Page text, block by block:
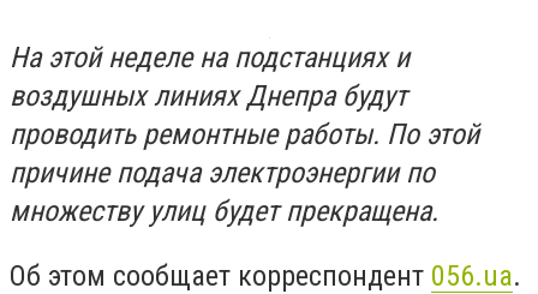
На этой неделе на подстанциях и
воздушных линиях Днепра будут
проводить ремонтные работы. По этой
причине подача электроэнергии по
множеству улиц будет прекращена.
Об этом сообщает корреспондент 056.ua.